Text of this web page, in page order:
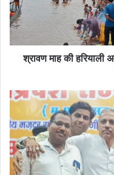
पर
हजारों
भक्तों
ने
नर्मदा
पवित्र
श्रावण माह की हरियाली
राज्य
कर्मचारी
संघ
18वां
अधिवेशन
भोपाल